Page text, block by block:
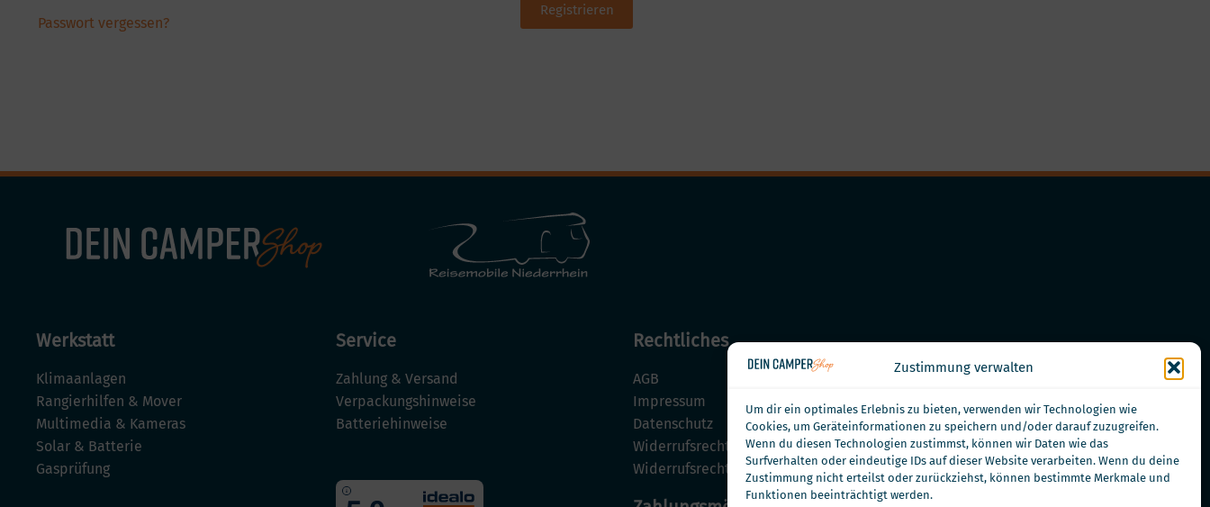
Zustimmung verwalten
Um dir ein optimales Erlebnis zu bieten, verwenden wir Technologien wie
Cookies, um Geräteinformationen zu speichern und/oder darauf zuzugreifen.
Wenn du diesen Technologien zustimmst, können wir Daten wie das
Surfverhalten oder eindeutige IDs auf dieser Website verarbeiten. Wenn du deine
Zustimmung nicht erteilst oder zurückziehst, können bestimmte Merkmale und
Funktionen beeinträchtigt werden.
Passwort vergessen?
Registrieren
Werkstatt
Klimaanlagen
Rangierhilfen & Mover
Multimedia & Kameras
Solar & Batterie
Gasprüfung
Service
Zahlung & Versand
Verpackungshinweise
Batteriehinweise
Rechtliches
AGB
Impressum
Datenschutz
Widerrufsrecht
Widerrufsrecht für Dienstleistungen